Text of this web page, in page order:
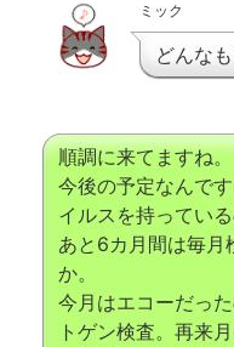
ミック
どんな
順調に来てますね。
今後の予定なんで
イルスを持ってい
あと6カ月間は毎月
か。
今月はエコーだっ
トゲン検査。再来